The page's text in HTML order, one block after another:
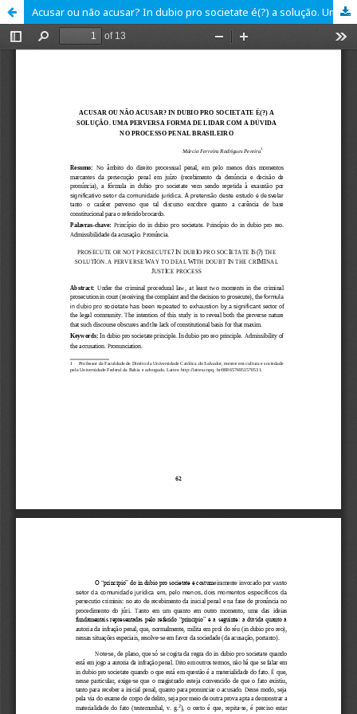
Acusar ou não acusar? In dubio pro societate é(?) a solução. Uma perversa forma de lidar com a dúvida no processo penal Brasileiro